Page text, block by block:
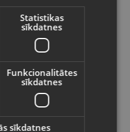
Statistikas
sīkdatnes
Funkcionalitātes
sīkdatnes
sīkdatnes